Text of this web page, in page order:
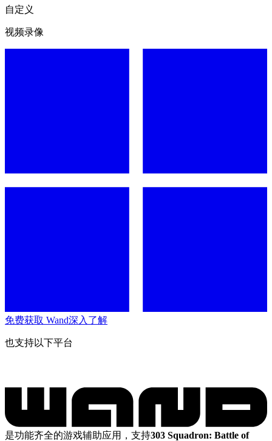
自定义
视频录像
免费获取 Wand深入了解
也支持以下平台
是功能齐全的游戏辅助应用，支持303 Squadron: Battle of